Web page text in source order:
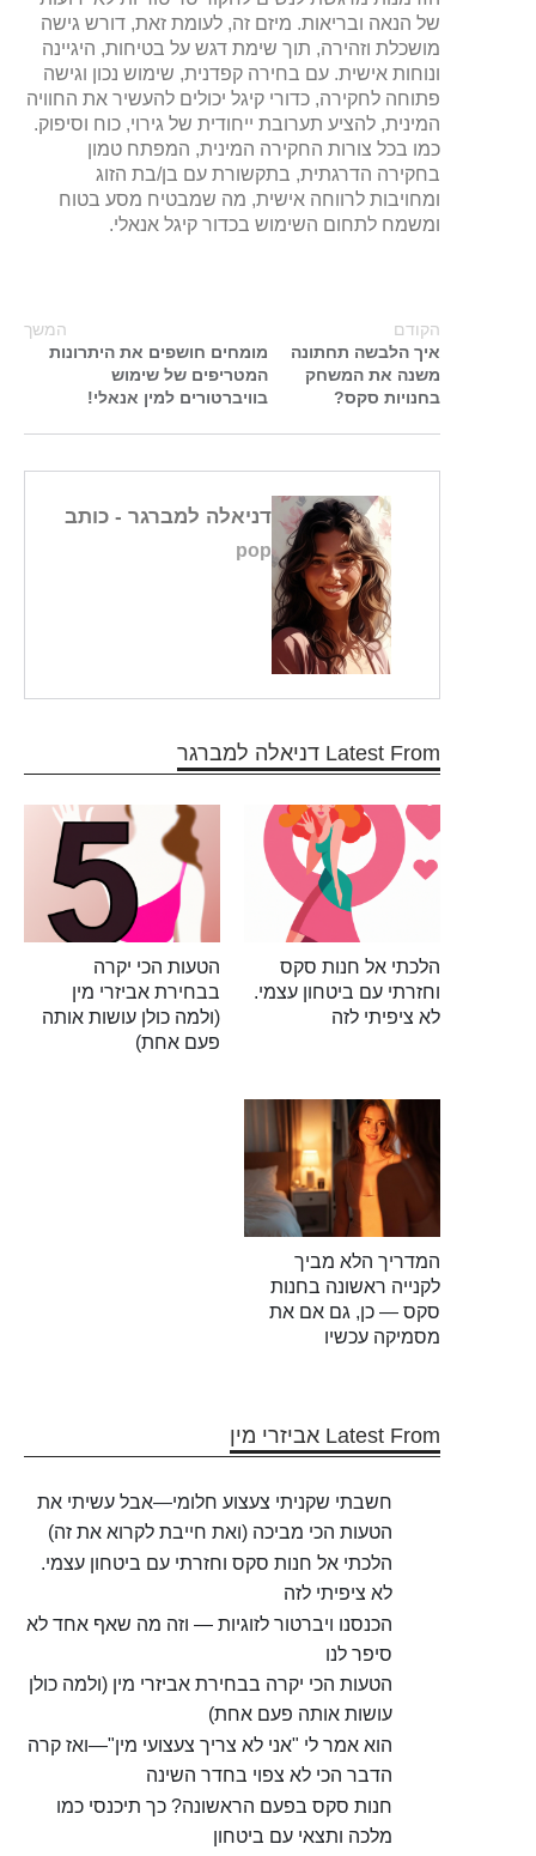
של הנאה ובריאות. מיזם זה, לעומת זאת, דורש גישה
מושכלת וזהירה, תוך שימת דגש על בטיחות, היגיינה
ונוחות אישית. עם בחירה קפדנית, שימוש נכון וגישה
פתוחה לחקירה, כדורי קיגל יכולים להעשיר את החוויה
המינית, להציע תערובת ייחודית של גירוי, כוח וסיפוק.
כמו בכל צורות החקירה המינית, המפתח טמון
בחקירה הדרגתית, בתקשורת עם בן/בת הזוג
ומחויבות לרווחה אישית, מה שמבטיח מסע בטוח
ומשמח לתחום השימוש בכדור קיגל אנאלי.
הקודם
איך הלבשה תחתונה
משנה את המשחק
בחנויות סקס?
המשך
מומחים חושפים את היתרונות
המטריפים של שימוש
בוויברטורים למין אנאלי!
דניאלה למברגר - כותב
pop
Latest From דניאלה למברגר
הלכתי אל חנות סקס
וחזרתי עם ביטחון עצמי.
לא ציפיתי לזה
הטעות הכי יקרה
בבחירת אביזרי מין
(ולמה כולן עושות אותה
פעם אחת)
המדריך הלא מביך
לקנייה ראשונה בחנות
סקס — כן, גם אם את
מסמיקה עכשיו
Latest From אביזרי מין
חשבתי שקניתי צעצוע חלומי—אבל עשיתי את
הטעות הכי מביכה (ואת חייבת לקרוא את זה)
הלכתי אל חנות סקס וחזרתי עם ביטחון עצמי.
לא ציפיתי לזה
הכנסנו ויברטור לזוגיות — וזה מה שאף אחד לא
סיפר לנו
הטעות הכי יקרה בבחירת אביזרי מין (ולמה כולן
עושות אותה פעם אחת)
הוא אמר לי "אני לא צריך צעצועי מין"—ואז קרה
הדבר הכי לא צפוי בחדר השינה
חנות סקס בפעם הראשונה? כך תיכנסי כמו
מלכה ותצאי עם ביטחון